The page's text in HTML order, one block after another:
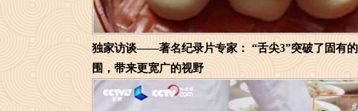
独家访谈——著名纪录片专家： “舌尖3”突破了固有
围，带来更宽广的视野